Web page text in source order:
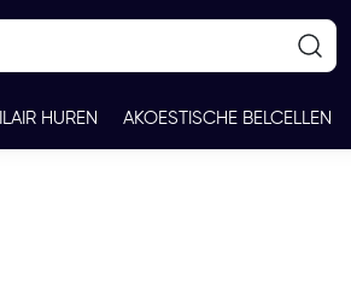
HUREN AKOESTISCHE BELCELLEN